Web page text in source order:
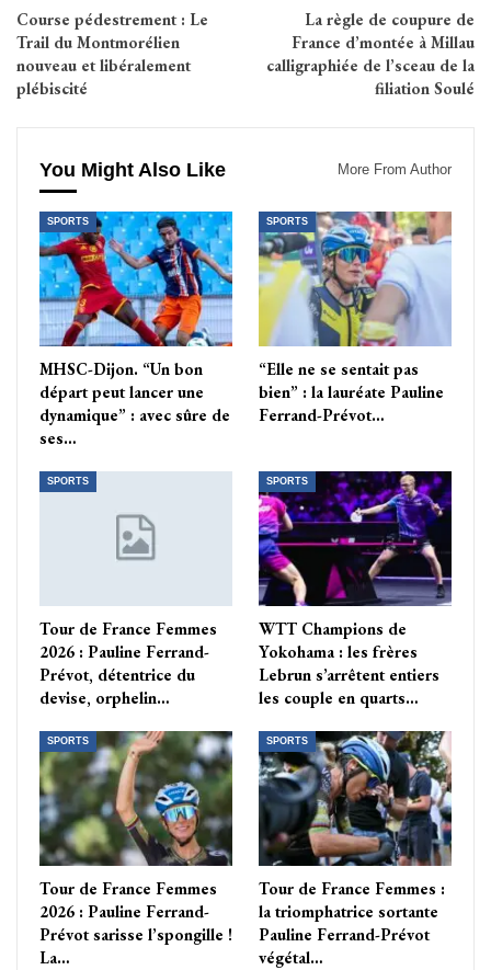
Course pédestrement : Le
Trail du Montmorélien
nouveau et libéralement
plébiscité
La règle de coupure de
France d’montée à Millau
calligraphiée de l’sceau de la
filiation Soulé
You Might Also Like More From Author
SPORTS
MHSC-Dijon. “Un bon
départ peut lancer une
dynamique” : avec sûre de
ses…
SPORTS
“Elle ne se sentait pas
bien” : la lauréate Pauline
Ferrand-Prévot…
SPORTS
Tour de France Femmes
2026 : Pauline Ferrand-
Prévot, détentrice du
devise, orphelin…
SPORTS
WTT Champions de
Yokohama : les frères
Lebrun s’arrêtent entiers
les couple en quarts…
SPORTS
Tour de France Femmes
2026 : Pauline Ferrand-
Prévot sarisse l’spongille !
La…
SPORTS
Tour de France Femmes :
la triomphatrice sortante
Pauline Ferrand-Prévot
végétal…